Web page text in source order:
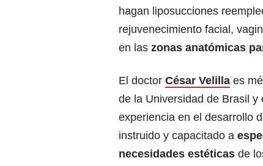
hagan liposucciones
rejuvenecimiento facial,
en las zonas anatómicas
El doctor César Velilla es
de la Universidad de Brasil
experiencia en el desarrollo
instruido y capacitado a
necesidades estéticas de